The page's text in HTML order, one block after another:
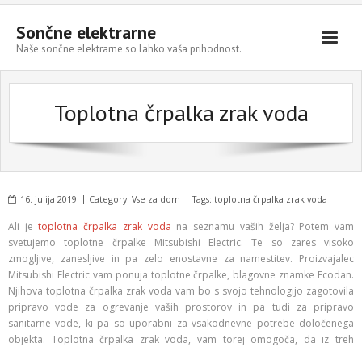
Sončne elektrarne
Naše sončne elektrarne so lahko vaša prihodnost.
Domov
Vse za dom
Sončne elektrarne
Toplotna črpalka zrak voda
16. julija 2019 Category: Vse za dom Tags: toplotna črpalka zrak voda
Ali jetoplotna črpalka zrak voda na seznamu vaših želja? Potem vam
svetujemo toplotne črpalke Mitsubishi Electric. Te so zares visoko
zmogljive, zanesljive in pa zelo enostavne za namestitev. Proizvajalec
Mitsubishi Electric vam ponuja toplotne črpalke, blagovne znamke Ecodan.
Njihova toplotna črpalka zrak voda vam bo s svojo tehnologijo zagotovila
pripravo vode za ogrevanje vaših prostorov in pa tudi za pripravo
sanitarne vode, ki pa so uporabni za vsakodnevne potrebe določenega
objekta. Toplotna črpalka zrak voda, vam torej omogoča, da iz treh